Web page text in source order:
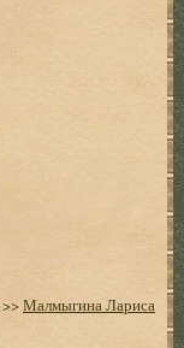
>>Малмыгина Лариса